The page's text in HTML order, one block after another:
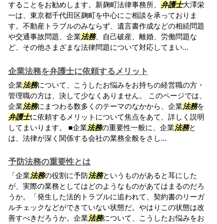
することをお勧めします。新麹町法律事務所、 弁護士大澤栄
一は、東京都千代田区麹町を中心にご相談を承っておりま
す。不動産トラブルのみならず、遺言書作成などの相続問題
や交通事故問題、企業法務、自己破産、離婚、労働問題な
ど、その他さまざまな法律問題について対応してまい...
企業法務を弁護士に依頼するメリット
企業法務について、こうしたお悩みをお持ちの経営職の方・
管理職の方は、決して少なくありません。 このページでは、
企業法務にまつわる数多くのテーマのなかから、企業法務を
弁護士に依頼するメリットについて焦点をあて、詳しく説明
してまいります。 ■企業法務の重要性一般に、企業法務と
は、法律が深く関係する会社の業務全般をさし...
予防法務の重要性とは
「企業法務の役割に予防法務というものがあると耳にした
が、実際の業務としてはどのようなものがあてはまるのだろ
うか。「発生した法的トラブルに追われて、契約書のリーガ
ルチェックなどができていない状態だ。やはりこの状態は改
善すべきだろうか。企業法務について、こうしたお悩みをお